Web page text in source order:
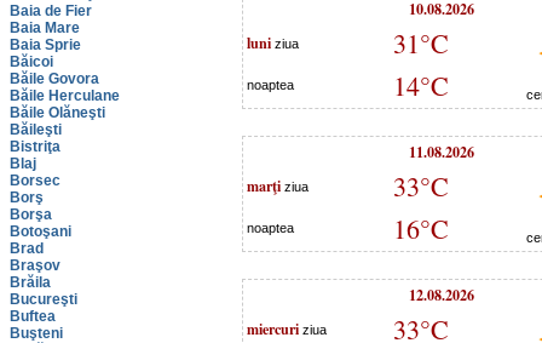
Baia de Fier
Baia Mare
Baia Sprie
Băicoi
Băile Govora
Băile Herculane
Băile Olăneşti
Băileşti
Bistriţa
Blaj
Borsec
Borş
Borşa
Botoşani
Brad
Braşov
Brăila
Bucureşti
Buftea
Buşteni
10.08.2026
luni ziua 31°C
noaptea 14°C
11.08.2026
marţi ziua 33°C
noaptea 16°C
12.08.2026
miercuri ziua 33°C